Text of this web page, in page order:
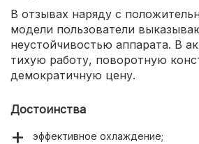
В отзывах наряду с
модели пользователи
неустойчивостью аппарата. В
тихую работу, поворотную
демократичную цену.
Достоинства
эффективное охлаждение;